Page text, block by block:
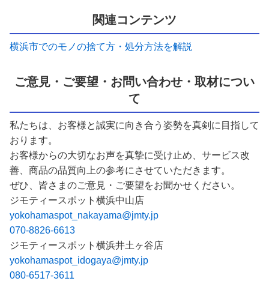
関連コンテンツ
横浜市でのモノの捨て方・処分方法を解説
ご意見・ご要望・お問い合わせ・取材につい
て
私たちは、お客様と誠実に向き合う姿勢を真剣に目指して
おります。
お客様からの大切なお声を真摯に受け止め、サービス改
善、商品の品質向上の参考にさせていただきます。
ぜひ、皆さまのご意見・ご要望をお聞かせください。
ジモティースポット横浜中山店
yokohamaspot_nakayama@jmty.jp
070-8826-6613
ジモティースポット横浜井土ヶ谷店
yokohamaspot_idogaya@jmty.jp
080-6517-3611